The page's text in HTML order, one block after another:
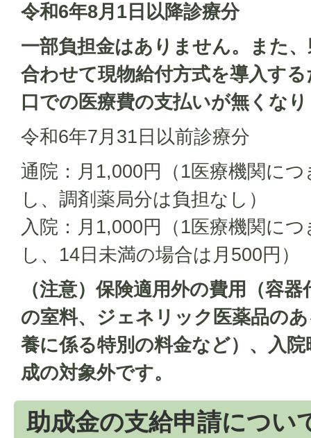
令和6年8月1日以降診療分
一部負担金はありません。また
合わせて現物給付方式を導入す
口での医療費の支払いが無くな
令和6年7月31日以前診療分
通院：月1,000円（1医療機関に
し、調剤薬局分は負担なし）
入院：月1,000円（1医療機関に
し、14日未満の場合は月500円）
（注意）保険適用外の費用（容
の室料、ジェネリック医薬品の
養に係る特別の料金など）、入
成の対象外です。
助成金の支給申請につい